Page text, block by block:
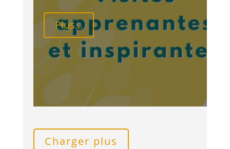
Plus...
Charger plus